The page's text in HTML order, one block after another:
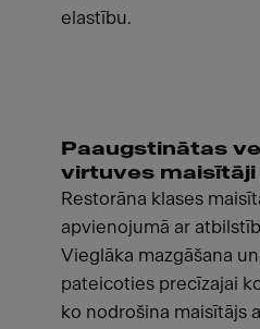
elastību.
Paaugstinātas
virtuves maisītāji
Restorāna klases
apvienojumā ar
Vieglāka mazgāšana
pateicoties precīzajai
ko nodrošina maisītājs